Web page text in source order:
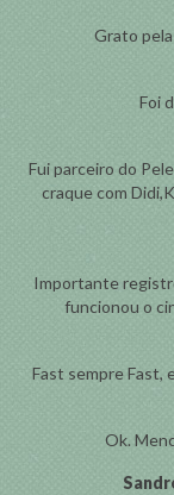
Grato
Foi
Fui parceiro do
craque com
Importante
funcionou o
Fast sempre Fast,
Ok.